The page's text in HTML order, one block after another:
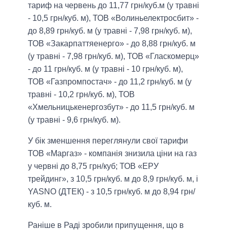
тариф на червень до 11,77 грн/куб.м (у травні
- 10,5 грн/куб. м), ТОВ «Волиньелектросбит» -
до 8,89 грн/куб. м (у травні - 7,98 грн/куб. м),
ТОВ «Закарпаттяенерго» - до 8,88 грн/куб. м
(у травні - 7,98 грн/куб. м), ТОВ «Гласкомерц»
- до 11 грн/куб. м (у травні - 10 грн/куб. м),
ТОВ «Газпромпостач» - до 11,2 грн/куб. м (у
травні - 10,2 грн/куб. м), ТОВ
«Хмельницькенергозбут» - до 11,5 грн/куб. м
(у травні - 9,6 грн/куб. м).
У бік зменшення переглянули свої тарифи
ТОВ «Маргаз» - компанія знизила ціни на газ
у червні до 8,75 грн/куб; ТОВ «ЕРУ
трейдинг», з 10,5 грн/куб. м до 8,9 грн/куб. м, і
YASNO (ДТЕК) - з 10,5 грн/куб. м до 8,94 грн/
куб. м.
Раніше в Раді зробили припущення, що в